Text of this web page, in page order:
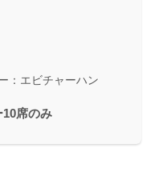
：エビチャーハン
席のみ